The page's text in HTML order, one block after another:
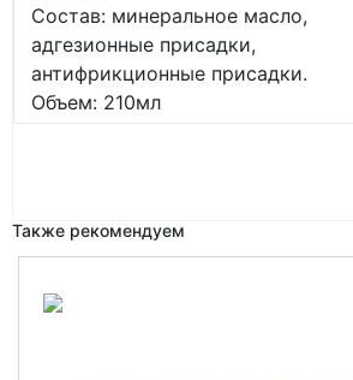
Состав: минеральное масло,
адгезионные присадки,
антифрикционные присадки.
Объем: 210мл
Также рекомендуем